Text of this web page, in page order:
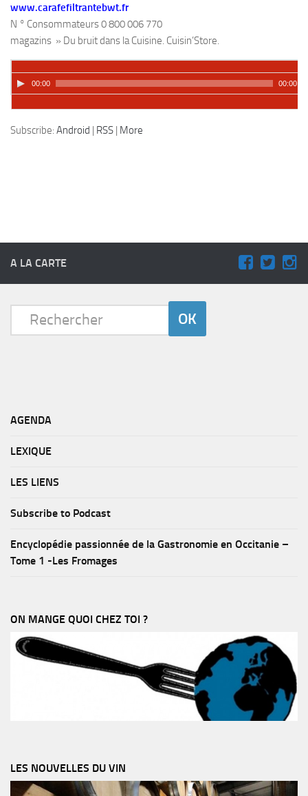
www.carafefiltrantebwt.fr
N ° Consommateurs 0 800 006 770
magazins » Du bruit dans la Cuisine. Cuisin’Store.
00:00 00:00
Subscribe: Android | RSS | More
A LA CARTE
AGENDA
LEXIQUE
LES LIENS
Subscribe to Podcast
Encyclopédie passionnée de la Gastronomie en Occitanie –
Tome 1 -Les Fromages
ON MANGE QUOI CHEZ TOI ?
LES NOUVELLES DU VIN